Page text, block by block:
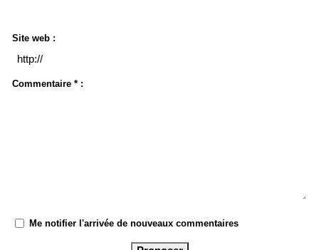
Site web :
Commentaire * :
Me notifier l'arrivée de nouveaux commentaires